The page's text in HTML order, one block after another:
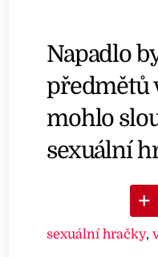
Napadlo
předmětů
mohlo
sexuální
sexuální hračky,